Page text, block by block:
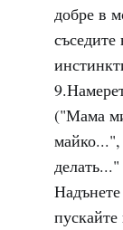
добре в
("Мама